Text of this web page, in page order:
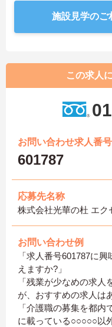
施設見学のご
この求人
お問い合わせ求人番号
601787
応募先名称
株式会社光華の杜 エ
お問い合わせ例
「求人番号601787に
えますか?」
「残業が少なめの求
が、おすすめの求人は
「介護職の募集を都
に載っている○○○○○以